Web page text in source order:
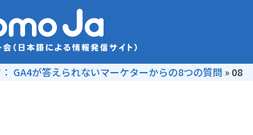
GA4が答えられないマーケターからの8つの質問 » 08